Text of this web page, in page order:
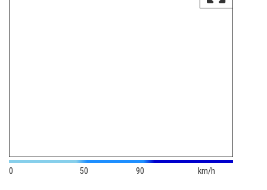
0 50 90 km/h